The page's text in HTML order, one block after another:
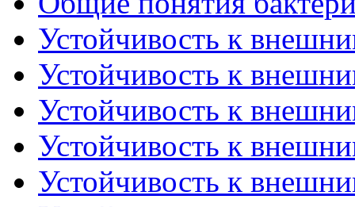
Устойчивость к
Устойчивость к
Устойчивость к
Устойчивость к
Устойчивость к